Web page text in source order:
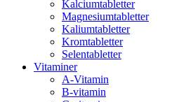
Kalciumtabletter
Magnesiumtabletter
Kaliumtabletter
Kromtabletter
Selentabletter
Vitaminer
A-Vitamin
B-vitamin